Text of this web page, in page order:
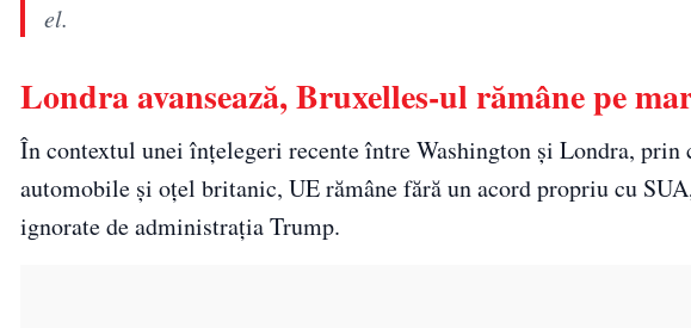
el.
Londra avansează, Bruxelles-ul rămâne pe
În contextul unei înțelegeri recente între Washington și Londra, prin
automobile și oțel britanic, UE rămâne fără un acord propriu cu
ignorate de administrația Trump.